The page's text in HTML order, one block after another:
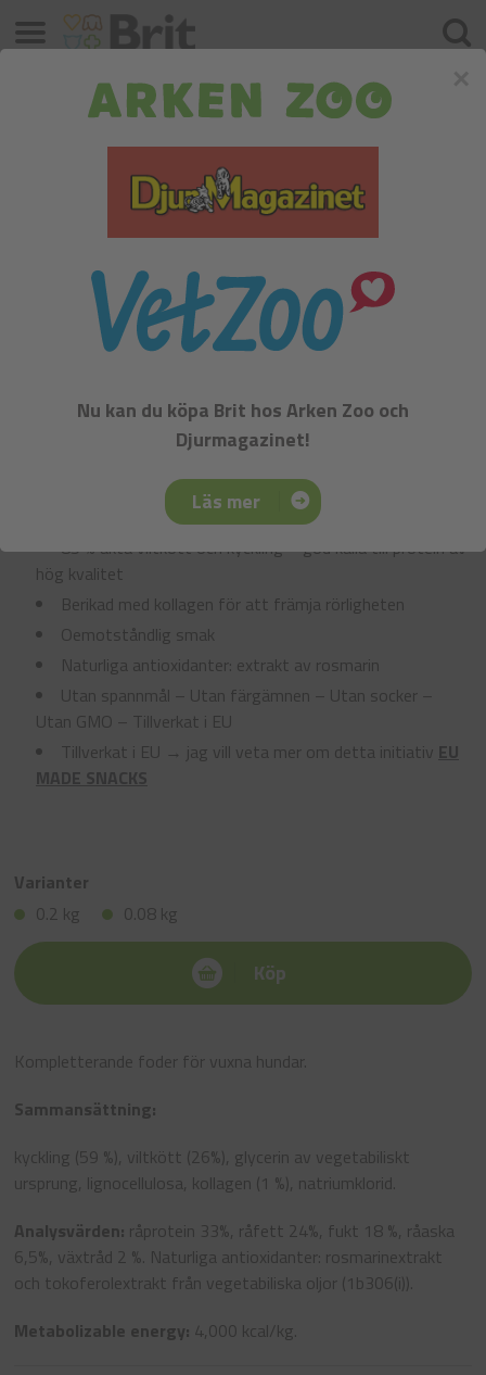
Brit Meat Jerky Snack–Venison Protein
85 % äkta viltkött och kyckling – god källa till protein av
hög kvalitet
Berikad med kollagen för att främja rörligheten
Oemotståndlig smak
Naturliga antioxidanter: extrakt av rosmarin
Utan spannmål – Utan färgämnen – Utan socker –
Utan GMO – Tillverkat i EU
Tillverkat i EU → jag vill veta mer om detta initiativ EU
MADE SNACKS
Varianter
0.2 kg
0.08 kg
Köp
Kompletterande foder för vuxna hundar.
Sammansättning:
kyckling (59 %), viltkött (26%), glycerin av vegetabiliskt
ursprung, lignocellulosa, kollagen (1 %), natriumklorid.
Analysvärden: råprotein 33%, råfett 24%, fukt 18 %, råaska
6,5%, växtråd 2 %. Naturliga antioxidanter: rosmarinextrakt
och tokoferolextrakt från vegetabiliska oljor (1b306(i)).
Metabolizable energy: 4,000 kcal/kg.
Sök
Meny
Nu kan du köpa Brit hos Arken Zoo och
Djurmagazinet!
Läs mer